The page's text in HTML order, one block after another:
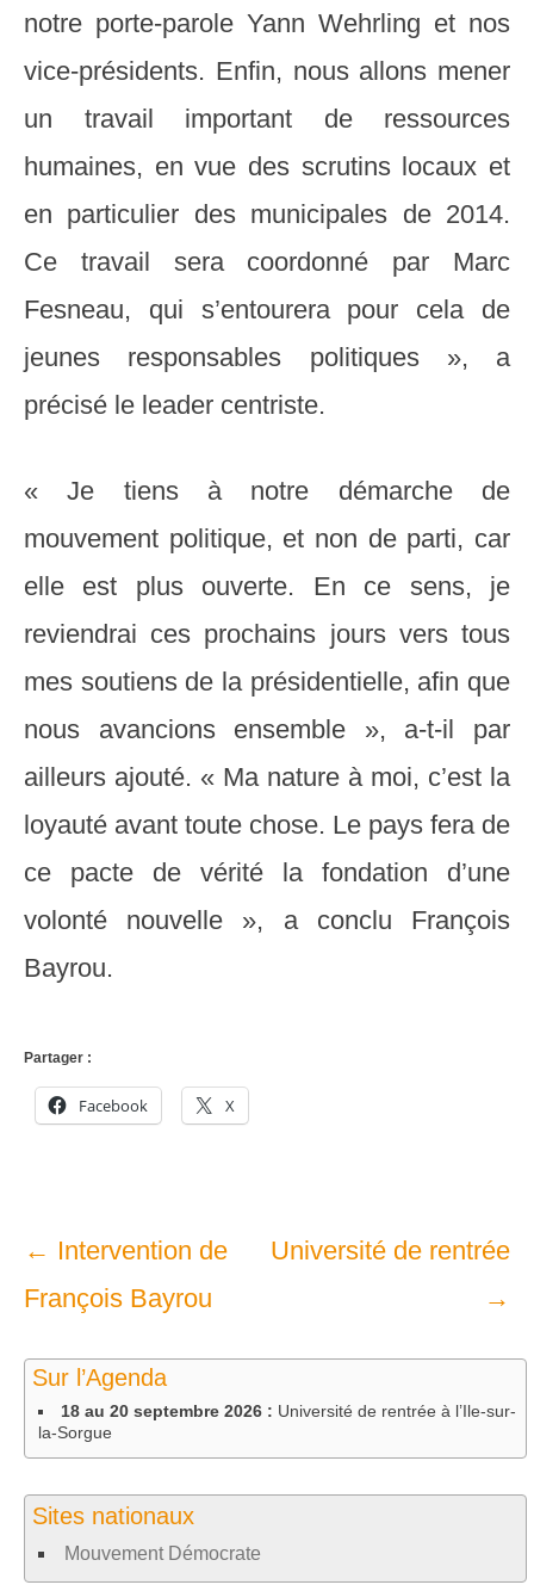
notre porte-parole Yann Wehrling et nos
vice-présidents. Enfin, nous allons mener
un travail important de ressources
humaines, en vue des scrutins locaux et
en particulier des municipales de 2014.
Ce travail sera coordonné par Marc
Fesneau, qui s’entourera pour cela de
jeunes responsables politiques », a
précisé le leader centriste.
« Je tiens à notre démarche de
mouvement politique, et non de parti, car
elle est plus ouverte. En ce sens, je
reviendrai ces prochains jours vers tous
mes soutiens de la présidentielle, afin que
nous avancions ensemble », a-t-il par
ailleurs ajouté. « Ma nature à moi, c’est la
loyauté avant toute chose. Le pays fera de
ce pacte de vérité la fondation d’une
volonté nouvelle », a conclu François
Bayrou.
Partager :
Facebook X
Navigation
dans
articles
← Intervention de
François Bayrou
Université de rentrée
→
Sur l’Agenda
18 au 20 septembre 2026 : Université de rentrée à l’Ile-sur-
la-Sorgue
Sites nationaux
Mouvement Démocrate